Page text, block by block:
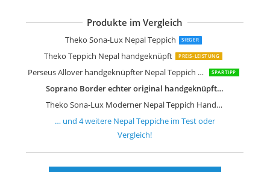
Produkte im Vergleich
Theko Sona-Lux Nepal Teppich SIEGER
Theko Teppich Nepal handgeknüpft PREIS-LEISTUNG
Perseus Allover handgeknüpfter Nepal Teppich Wolle SPARTIPP
Soprano Border echter original handgeknüpfter Nepal
Theko Sona-Lux Moderner Nepal Teppich Handarbeit Honig
Steffensmeier Nepal Teppich
… und 4weitere Nepal Teppicheim Test oder
Vergleich!